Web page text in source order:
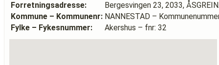
Forretningsadresse:
Bergesvingen 23, 2033,
Kommune – Kommunenr: NANNESTAD –
Fylke – Fykesnummer:
Akershus – fnr: 32